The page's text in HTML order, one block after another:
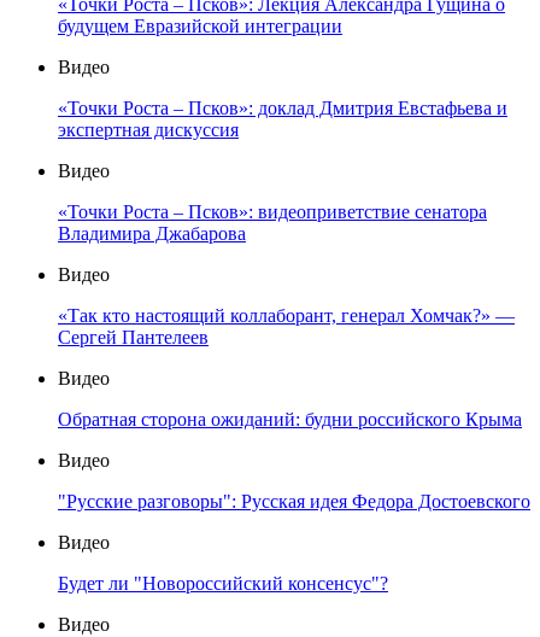
«Точки Роста – Псков»: Лекция Александра Гущина о
будущем Евразийской интеграции
Видео
«Точки Роста – Псков»: доклад Дмитрия Евстафьева и
экспертная дискуссия
Видео
«Точки Роста – Псков»: видеоприветствие сенатора
Владимира Джабарова
Видео
«Так кто настоящий коллаборант, генерал Хомчак?» —
Сергей Пантелеев
Видео
Обратная сторона ожиданий: будни российского Крыма
Видео
"Русские разговоры": Русская идея Федора Достоевского
Видео
Будет ли "Новороссийский консенсус"?
Видео